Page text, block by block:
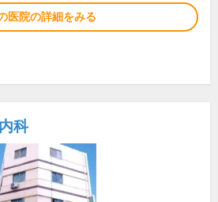
医院の詳細をみる
科